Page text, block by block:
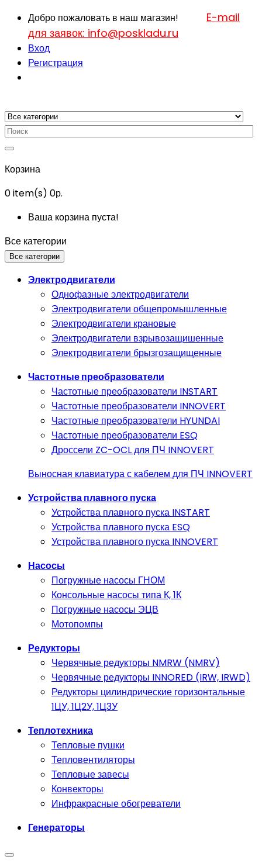
Добро пожаловать в наш магазин! E-mail
для заявок: info@poskladu.ru
Вход
Регистрация
Корзина
0item(s) 0р.
Ваша корзина пуста!
Все категории
Все категории
Электродвигатели
Однофазные электродвигатели
Электродвигатели общепромышленные
Электродвигатели крановые
Электродвигатели взрывозащишенные
Электродвигатели брызгозащищенные
Частотные преобразователи
Частотные преобразователи INSTART
Частотные преобразователи INNOVERT
Частотные преобразователи HYUNDAI
Частотные преобразователи ESQ
Дроссели ZC-OCL для ПЧ INNOVERT
Выносная клавиатура с кабелем для ПЧ INNOVERT
Устройства плавного пуска
Устройства плавного пуска INSTART
Устройства плавного пуска ESQ
Устройства плавного пуска INNOVERT
Насосы
Погружные насосы ГНОМ
Консольные насосы типа К, 1К
Погружные насосы ЭЦВ
Мотопомпы
Редукторы
Червячные редукторы NMRW (NMRV)
Червячные редукторы INNORED (IRW, IRWD)
Редукторы цилиндрические горизонтальные
1ЦУ, 1Ц2У, 1Ц3У
Теплотехника
Тепловые пушки
Тепловентиляторы
Тепловые завесы
Конвекторы
Инфракрасные обогреватели
Генераторы